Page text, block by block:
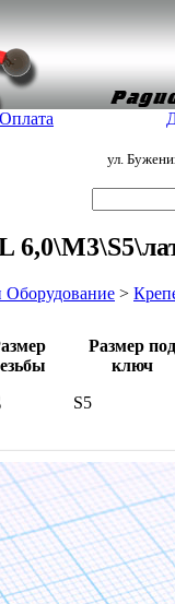
Оплата
ул.
>
Размер под
ключ
S5